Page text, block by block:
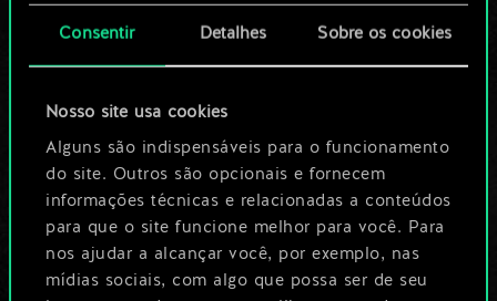
Consentir Detalhes Sobre os cookies
Nosso site usa cookies
Alguns são indispensáveis para o funcionamento
do site. Outros são opcionais e fornecem
informações técnicas e relacionadas a conteúdos
para que o site funcione melhor para você. Para
nos ajudar a alcançar você, por exemplo, nas
mídias sociais, com algo que possa ser de seu
apenas um conjunto
de cartas
compartilhado.
No entanto, dá para
ser muito mais!